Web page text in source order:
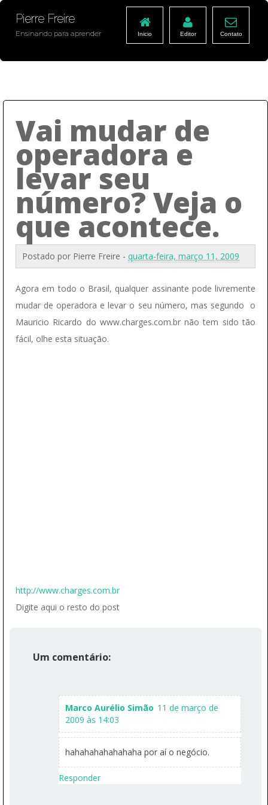
Pierre Freire
Ensinando para aprender Inicio Editor Contato
Vai mudar de
operadora e
levar seu
número? Veja o
que acontece.
Postado por Pierre Freire - quarta-feira, março 11, 2009
Agora em todo o Brasil, qualquer assinante pode livremente
mudar de operadora e levar o seu número, mas segundo o
Mauricio Ricardo do www.charges.com.br não tem sido tão
fácil, olhe esta situação.
http://www.charges.com.br
Digite aqui o resto do post
Um comentário:
Marco Aurélio Simão 11 de março de
2009 às 14:03
hahahahahahahaha por aí o negócio.
Responder